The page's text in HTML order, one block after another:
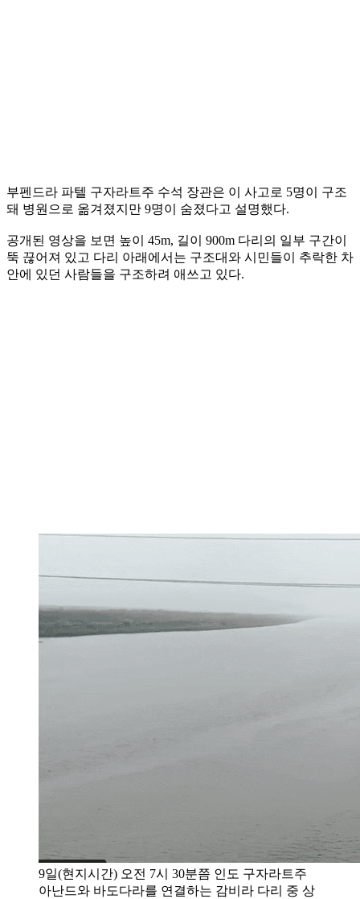
부펜드라 파텔 구자라트주 수석 장관은 이 사고로 5명이 구조
돼 병원으로 옮겨졌지만 9명이 숨졌다고 설명했다.
공개된 영상을 보면 높이 45m, 길이 900m 다리의 일부 구간이
뚝 끊어져 있고 다리 아래에서는 구조대와 시민들이 추락한 차
안에 있던 사람들을 구조하려 애쓰고 있다.
9일(현지시간) 오전 7시 30분쯤 인도 구자라트주
아난드와 바도다라를 연결하는 감비라 다리 중 상